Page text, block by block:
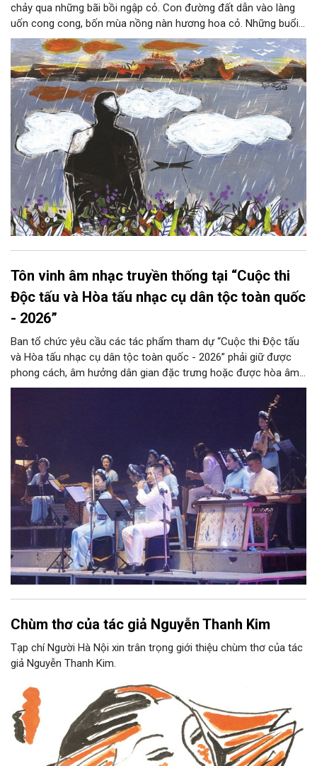
chảy qua những bãi bồi ngập cỏ. Con đường đất dẫn vào làng
uốn cong cong, bốn mùa nồng nàn hương hoa cỏ. Những buổi
hoàng hôn, khi nắng đã dịu xuống phía cuối sông, đám hoa tím
lại thẫm màu như có ai vừa rắc lên một lớp khói.
Tôn vinh âm nhạc truyền thống tại “Cuộc thi
Độc tấu và Hòa tấu nhạc cụ dân tộc toàn quốc
- 2026”
Ban tổ chức yêu cầu các tác phẩm tham dự “Cuộc thi Độc tấu
và Hòa tấu nhạc cụ dân tộc toàn quốc - 2026” phải giữ được
phong cách, âm hưởng dân gian đặc trưng hoặc được hòa âm,
phối khí mới trên nền tảng làn điệu âm nhạc truyền thống Việt
Nam, đồng thời phải được trình diễn trực tiếp bằng nhạc cụ dân
Chùm thơ của tác giả Nguyễn Thanh Kim
Tạp chí Người Hà Nội xin trân trọng giới thiệu chùm thơ của tác
giả Nguyễn Thanh Kim.